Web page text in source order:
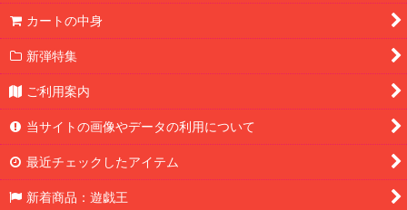
カートの中身
新弾特集
ご利用案内
当サイトの画像やデータの利用について
最近チェックしたアイテム
新着商品：遊戯王